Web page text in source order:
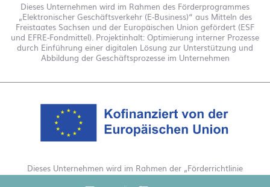
Dieses Unternehmen wird im Rahmen des Förderprogrammes
„Elektronischer Geschäftsverkehr (E-Business)“ aus Mitteln des
Freistaates Sachsen und der Europäischen Union gefördert (ESF
und EFRE-Fondmittel). Projektinhalt: Optimierung interner Prozesse
durch Einführung einer digitalen Lösung zur Unterstützung und
Abbildung der Geschäftsprozesse im Unternehmen
Dieses Unternehmen wird im Rahmen der „Förderrichtlinie
Digitalisierung Zuschuss EFRE 2021 bis 2027“ gefördert. Hierdurch